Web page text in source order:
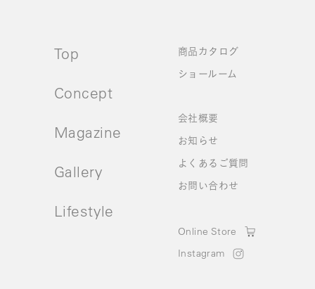
Top
Concept
Magazine
Gallery
Lifestyle
商品カタログ
ショールーム
会社概要
お知らせ
よくあるご質問
お問い合わせ
Online Store
Instagram